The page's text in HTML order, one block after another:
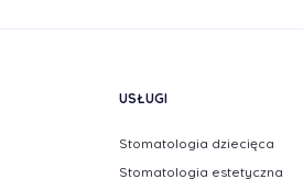
USŁUGI
Stomatologia dziecięca
Stomatologia estetyczna